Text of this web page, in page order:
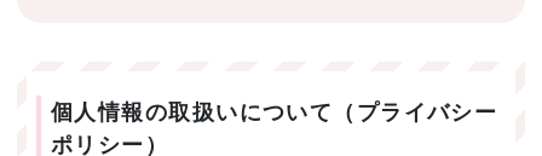
個人情報の取扱いについて（プライバシー
ポリシー）